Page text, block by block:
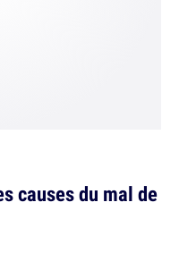
causes du mal de